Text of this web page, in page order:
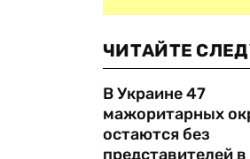
ЧИТАЙТЕ
В Украине 47
мажоритарных
остаются без
представителей в